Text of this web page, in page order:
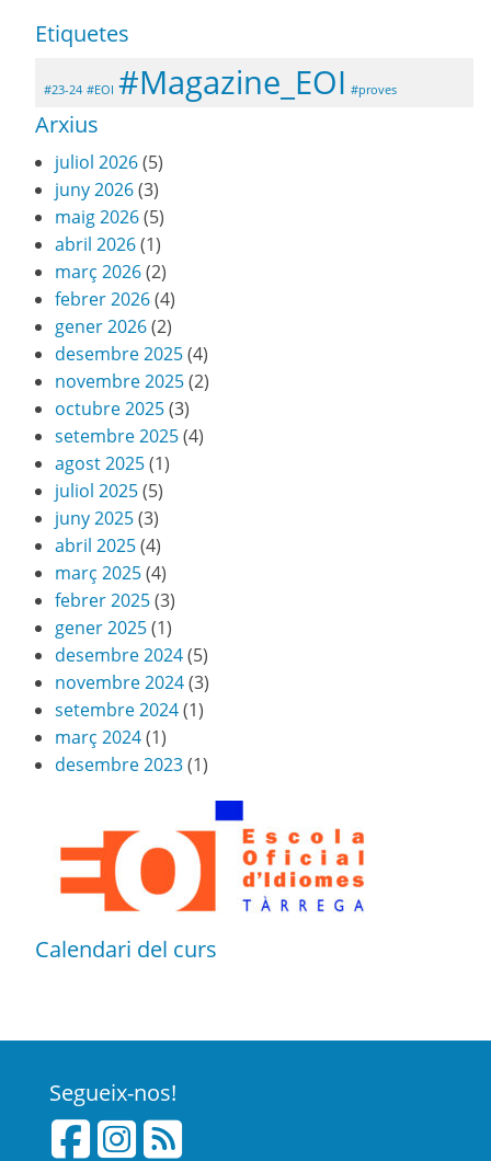
Etiquetes
#23-24 #EOI #Magazine_EOI #proves
Arxius
juliol 2026(5)
juny 2026(3)
maig 2026(5)
abril 2026(1)
març 2026(2)
febrer 2026(4)
gener 2026(2)
desembre 2025(4)
novembre 2025(2)
octubre 2025(3)
setembre 2025(4)
agost 2025(1)
juliol 2025(5)
juny 2025(3)
abril 2025(4)
març 2025(4)
febrer 2025(3)
gener 2025(1)
desembre 2024(5)
novembre 2024(3)
setembre 2024(1)
març 2024(1)
desembre 2023(1)
Calendari del curs
Segueix-nos!